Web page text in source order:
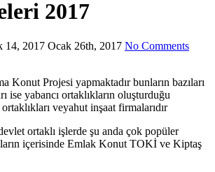
2017
14, 2017 Ocak 26th, 2017 No Comments
Konut Projesi yapmaktadır bunların bazıları
ise yabancı ortaklıkların oluşturduğu
veyahut inşaat firmalarıdır
ortaklı işlerde şu anda çok popüler
içerisinde Emlak Konut TOKİ ve Kiptaş